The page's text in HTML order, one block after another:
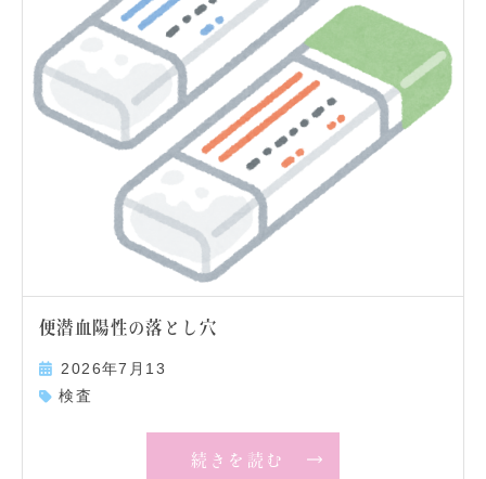
便潜血陽性の落とし穴
2026年7月13
検査
続きを読む